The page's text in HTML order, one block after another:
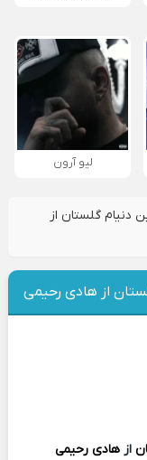
لیو آرون
دنیام گلستان از
از هادی رحیمی
ازهادی رحیمی